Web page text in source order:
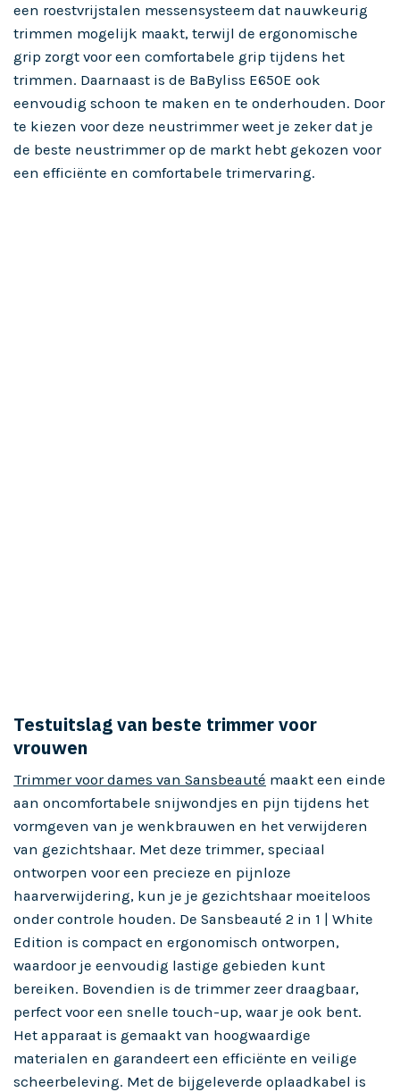
een roestvrijstalen messensysteem dat nauwkeurig
trimmen mogelijk maakt, terwijl de ergonomische
grip zorgt voor een comfortabele grip tijdens het
trimmen. Daarnaast is de BaByliss E650E ook
eenvoudig schoon te maken en te onderhouden. Door
te kiezen voor deze neustrimmer weet je zeker dat je
de beste neustrimmer op de markt hebt gekozen voor
een efficiënte en comfortabele trimervaring.
Testuitslag van beste trimmer voor
vrouwen
Trimmer voor dames van Sansbeauté maakt een einde
aan oncomfortabele snijwondjes en pijn tijdens het
vormgeven van je wenkbrauwen en het verwijderen
van gezichtshaar. Met deze trimmer, speciaal
ontworpen voor een precieze en pijnloze
haarverwijdering, kun je je gezichtshaar moeiteloos
onder controle houden. De Sansbeauté 2 in 1 | White
Edition is compact en ergonomisch ontworpen,
waardoor je eenvoudig lastige gebieden kunt
bereiken. Bovendien is de trimmer zeer draagbaar,
perfect voor een snelle touch-up, waar je ook bent.
Het apparaat is gemaakt van hoogwaardige
materialen en garandeert een efficiënte en veilige
scheerbeleving. Met de bijgeleverde oplaadkabel is